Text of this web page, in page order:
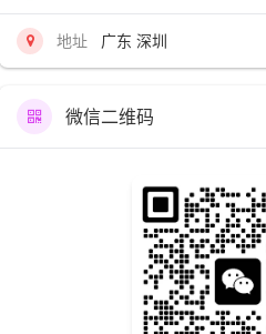
地址 广东 深圳
微信二维码